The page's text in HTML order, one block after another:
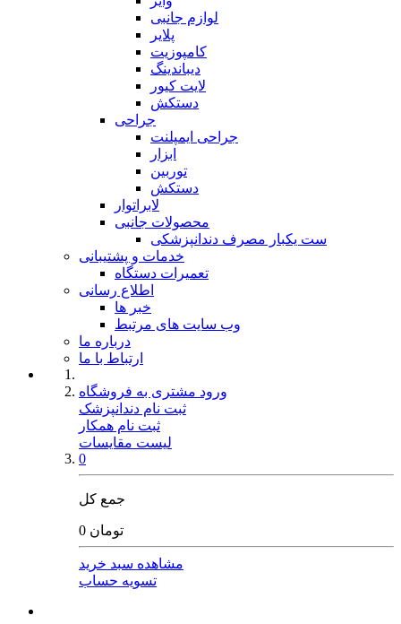
لوازم جانبی
پلایر
کامپوزیت
دیباندینگ
لایت کیور
دستکش
جراحی
جراحی ایمپلنت
ابزار
توربین
دستکش
لابراتوار
محصولات جانبی
ست یکبار مصرف دندانپزشکی
خدمات و پشتیبانی
تعمیرات دستگاه
اطلاع رسانی
خبر ها
وب سایت های مرتبط
درباره ما
ارتباط با ما
ورود مشتری به فروشگاه
ثبت نام دندانپزشک
ثبت نام همکار
لیست مقایسات
0
جمع کل
0 تومان
مشاهده سبد خرید
تسویه حساب